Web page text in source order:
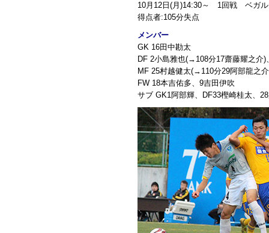
10月12日(月)14:30～ 1回戦 ベガル
得点者:105分失点
メンバー
GK 16田中勘太
DF 2小島雅也(→108分17齋藤耀之介
MF 25村越健太(→110分29阿部龍之
FW 18本吉佑多、9吉田伊吹
サブ GK1阿部輝、DF33樫崎桂太、